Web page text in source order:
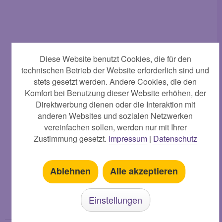
Der Weg zur Mystik
Häufiggekauft
Kunden kauften auch
Diese Website benutzt Cookies, die für den
technischen Betrieb der Website erforderlich sind und
stets gesetzt werden. Andere Cookies, die den
Komfort bei Benutzung dieser Website erhöhen, der
Direktwerbung dienen oder die Interaktion mit
anderen Websites und sozialen Netzwerken
vereinfachen sollen, werden nur mit Ihrer
Zustimmung gesetzt. Impressum| Datenschutz
Ablehnen Alle akzeptieren
Einstellungen